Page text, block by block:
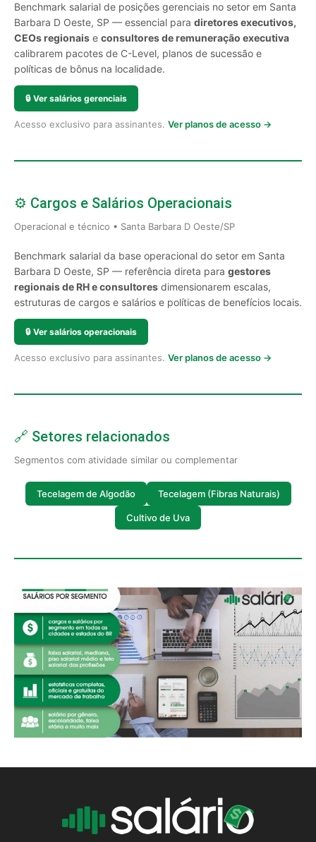
Benchmark salarial de posições gerenciais no setor em Santa
Barbara D Oeste, SP — essencial para diretores executivos,
CEOs regionais e consultores de remuneração executiva
calibrarem pacotes de C-Level, planos de sucessão e
políticas de bônus na localidade.
🔒 Ver salários gerenciais
Acesso exclusivo para assinantes. Ver planos de acesso →
⚙️ Cargos e Salários Operacionais
Operacional e técnico • Santa Barbara D Oeste/SP
Benchmark salarial da base operacional do setor em Santa
Barbara D Oeste, SP — referência direta para gestores
regionais de RH e consultores dimensionarem escalas,
estruturas de cargos e salários e políticas de benefícios locais.
🔒 Ver salários operacionais
Acesso exclusivo para assinantes. Ver planos de acesso →
🔗 Setores relacionados
Segmentos com atividade similar ou complementar
Tecelagem de Algodão Tecelagem (Fibras Naturais)
Cultivo de Uva